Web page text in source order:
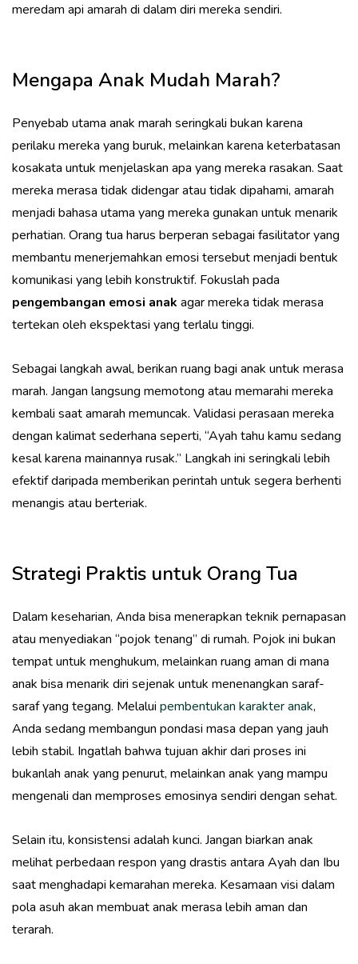
meredam api amarah di dalam diri mereka sendiri.
Mengapa Anak Mudah Marah?
Penyebab utama anak marah seringkali bukan karena
perilaku mereka yang buruk, melainkan karena keterbatasan
kosakata untuk menjelaskan apa yang mereka rasakan. Saat
mereka merasa tidak didengar atau tidak dipahami, amarah
menjadi bahasa utama yang mereka gunakan untuk menarik
perhatian. Orang tua harus berperan sebagai fasilitator yang
membantu menerjemahkan emosi tersebut menjadi bentuk
komunikasi yang lebih konstruktif. Fokuslah pada
pengembangan emosi anak agar mereka tidak merasa
tertekan oleh ekspektasi yang terlalu tinggi.
Sebagai langkah awal, berikan ruang bagi anak untuk merasa
marah. Jangan langsung memotong atau memarahi mereka
kembali saat amarah memuncak. Validasi perasaan mereka
dengan kalimat sederhana seperti, “Ayah tahu kamu sedang
kesal karena mainannya rusak.” Langkah ini seringkali lebih
efektif daripada memberikan perintah untuk segera berhenti
menangis atau berteriak.
Strategi Praktis untuk Orang Tua
Dalam keseharian, Anda bisa menerapkan teknik pernapasan
atau menyediakan “pojok tenang” di rumah. Pojok ini bukan
tempat untuk menghukum, melainkan ruang aman di mana
anak bisa menarik diri sejenak untuk menenangkan saraf-
saraf yang tegang. Melalui pembentukan karakter anak,
Anda sedang membangun pondasi masa depan yang jauh
lebih stabil. Ingatlah bahwa tujuan akhir dari proses ini
bukanlah anak yang penurut, melainkan anak yang mampu
mengenali dan memproses emosinya sendiri dengan sehat.
Selain itu, konsistensi adalah kunci. Jangan biarkan anak
melihat perbedaan respon yang drastis antara Ayah dan Ibu
saat menghadapi kemarahan mereka. Kesamaan visi dalam
pola asuh akan membuat anak merasa lebih aman dan
terarah.